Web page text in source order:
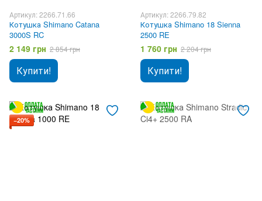
Артикул: 2266.71.66
Котушка Shimano Catana
3000S RC
2 149 грн 2 854 грн
Купити!
Артикул: 2266.79.82
Котушка Shimano 18 Sienna
2500 RE
1 760 грн 2 204 грн
Купити!
−20%